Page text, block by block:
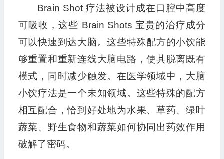
Brain Shot 疗法被设计成在口腔中高度
可吸收，这些 Brain Shots 宝贵的治疗成分
可以快速到达大脑。这些特殊配方的小饮能
够重置和重新连线大脑电路，使其脱离既有
模式，同时减少触发。在医学领域中，大脑
小饮疗法是一个未知领域。这些特殊的配方
相互配合，恰到好处地为水果、草药、绿叶
蔬菜、野生食物和蔬菜如何协同出药效作用
破解了密码。